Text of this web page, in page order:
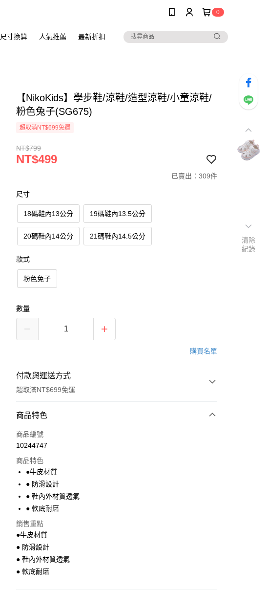
0
尺寸換算 人氣推薦 最新折扣
【NikoKids】學步鞋/涼鞋/造型涼鞋/小童涼鞋/
粉色兔子(SG675)
超取滿NT$699免運
NT$799
NT$499
已賣出：309件
尺寸
18碼鞋內13公分 19碼鞋內13.5公分
20碼鞋內14公分 21碼鞋內14.5公分
款式
粉色免子
數量
購買名單
付款與運送方式
超取滿NT$699免運
付款方式
信用卡一次付款
Apple Pay
街口支付
悠遊付
運送方式
全家付款取貨
每筆NT$68，滿NT$699(含以上)免運費
商品特色
商品編號
10244747
商品特色
●牛皮材質
● 防滑設計
● 鞋內外材質透氣
● 軟底耐磨
銷售重點
●牛皮材質
● 防滑設計
● 鞋內外材質透氣
● 軟底耐磨
清除
紀錄